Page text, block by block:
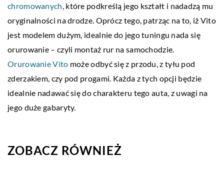
chromowanych , które podkreślą jego kształt i nadadzą mu
oryginalności na drodze. Oprócz tego, patrząc na to, iż Vito
jest modelem dużym, idealnie do jego tuningu nada się
orurowanie – czyli montaż rur na samochodzie.
Orurowanie Vito może odbyć się z przodu, z tyłu pod
zderzakiem, czy pod progami. Każda z tych opcji będzie
idealnie nadawać się do charakteru tego auta, z uwagi na
jego duże gabaryty.
ZOBACZ RÓWNIEŻ